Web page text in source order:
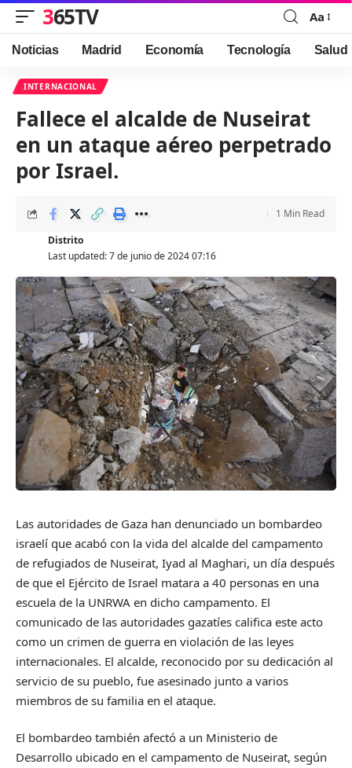
365TV
Font
Resizer
Aa
Noticias Madrid Economía Tecnología Salud
INTERNACIONAL
Fallece el alcalde de Nuseirat
en un ataque aéreo perpetrado
por Israel.
Last updated: 7 de junio de 2024 07:16
Distrito
1 Min Read
Las autoridades de Gaza han denunciado un bombardeo
israelí que acabó con la vida del alcalde del campamento
de refugiados de Nuseirat, Iyad al Maghari, un día después
de que el Ejército de Israel matara a 40 personas en una
escuela de la UNRWA en dicho campamento. El
comunicado de las autoridades gazatíes califica este acto
como un crimen de guerra en violación de las leyes
internacionales. El alcalde, reconocido por su dedicación al
servicio de su pueblo, fue asesinado junto a varios
miembros de su familia en el ataque.
El bombardeo también afectó a un Ministerio de
Desarrollo ubicado en el campamento de Nuseirat, según